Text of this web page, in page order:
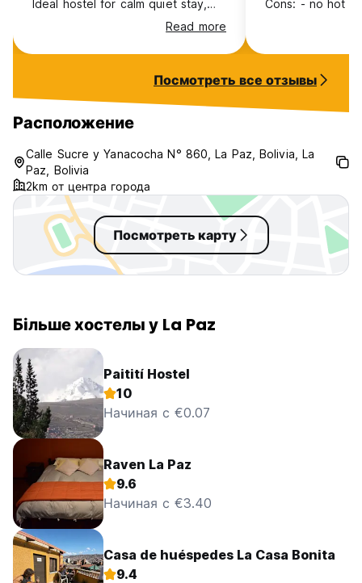
Ideal hostel for calm quiet stay,
Read more
Cons: - no hot water in the
yourself.
Посмотреть все отзывы
Расположение
Calle Sucre y Yanacocha N° 860, La Paz, Bolivia, La
Paz, Bolivia
2km от центра города
Посмотреть карту
Більше хостелы у La Paz
Paitití Hostel
10
Начиная с €0.07
Raven La Paz
9.6
Начиная с €3.40
Casa de huéspedes La Casa Bonita
9.4